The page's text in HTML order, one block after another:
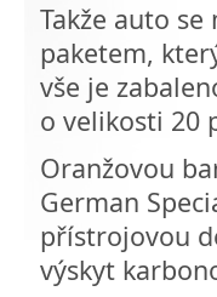
Takže auto
paketem,
vše je
o velikosti 20
Oranžovou
German
přístrojovou
výskyt